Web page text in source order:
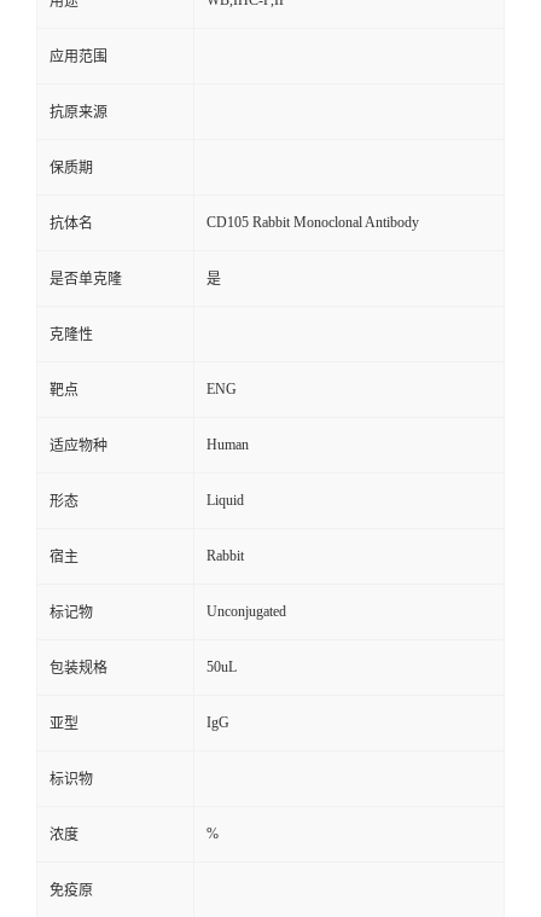
应用范围
抗原来源
保质期
抗体名 CD105 Rabbit Monoclonal Antibody
是否单克隆 是
克隆性
靶点 ENG
适应物种 Human
形态 Liquid
宿主 Rabbit
标记物 Unconjugated
包装规格 50uL
亚型 IgG
标识物
浓度 %
免疫原